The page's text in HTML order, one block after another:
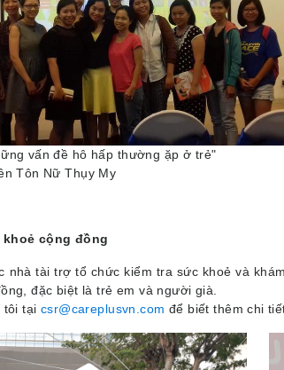
vấn đề hô hấp thường ặp ở trẻ"
Tôn Nữ Thụy My
cộng đồng
nhà tài trợ tổ chức kiểm tra sức khoẻ và
đặc biệt là trẻ em và người già.
tôi tại csr@careplusvn.com để biết thêm chi